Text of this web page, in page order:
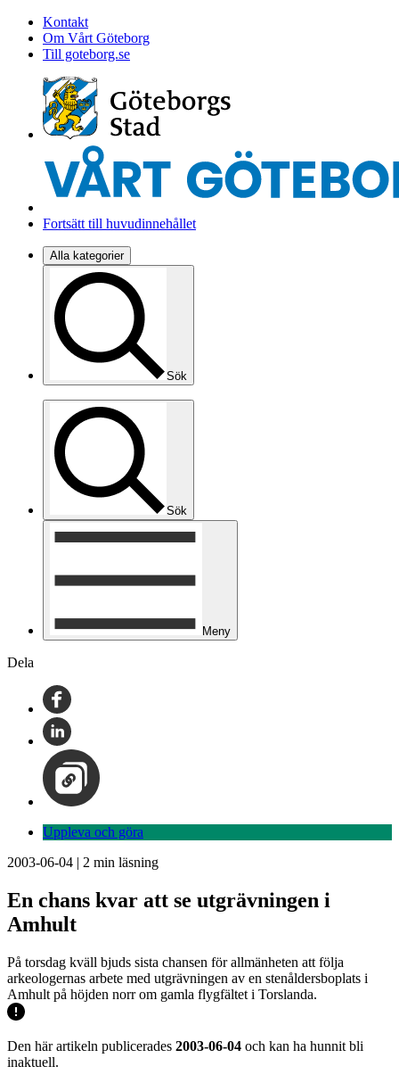
Kontakt
Om Vårt Göteborg
Till goteborg.se
Fortsätt till huvudinnehållet
Alla kategorier
Sök
Sök
Meny
Dela
Uppleva och göra
2003-06-04 | 2 min läsning
En chans kvar att se utgrävningen i
Amhult
På torsdag kväll bjuds sista chansen för allmänheten att följa
arkeologernas arbete med utgrävningen av en stenåldersboplats i
Amhult på höjden norr om gamla flygfältet i Torslanda.
Den här artikeln publicerades 2003-06-04 och kan ha hunnit bli
inaktuell.